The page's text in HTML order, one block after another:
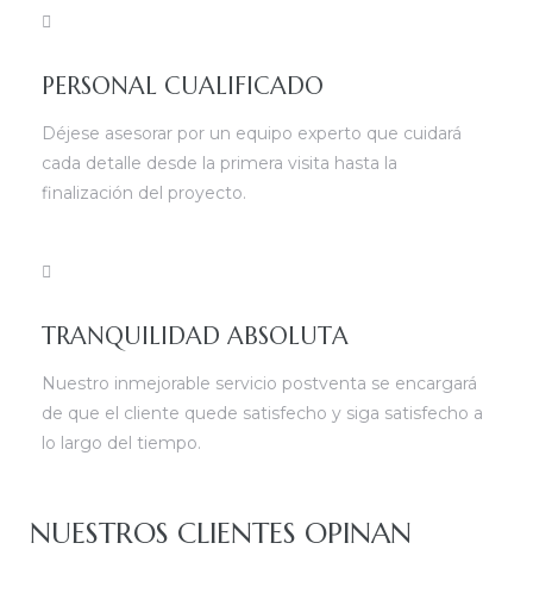
PERSONAL CUALIFICADO
Déjese asesorar por un equipo experto que cuidará
cada detalle desde la primera visita hasta la
finalización del proyecto.
TRANQUILIDAD ABSOLUTA
Nuestro inmejorable servicio postventa se encargará
de que el cliente quede satisfecho y siga satisfecho a
lo largo del tiempo.
NUESTROS CLIENTES OPINAN